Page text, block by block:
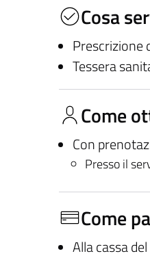
Cosa
Prescrizione
Tessera
Come
Con
Presso il
Come
Alla cassa